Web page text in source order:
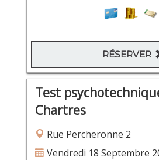
RÉSERVER
Test
Chartres
Rue Percheronne 2
Vendredi 18 Septembre